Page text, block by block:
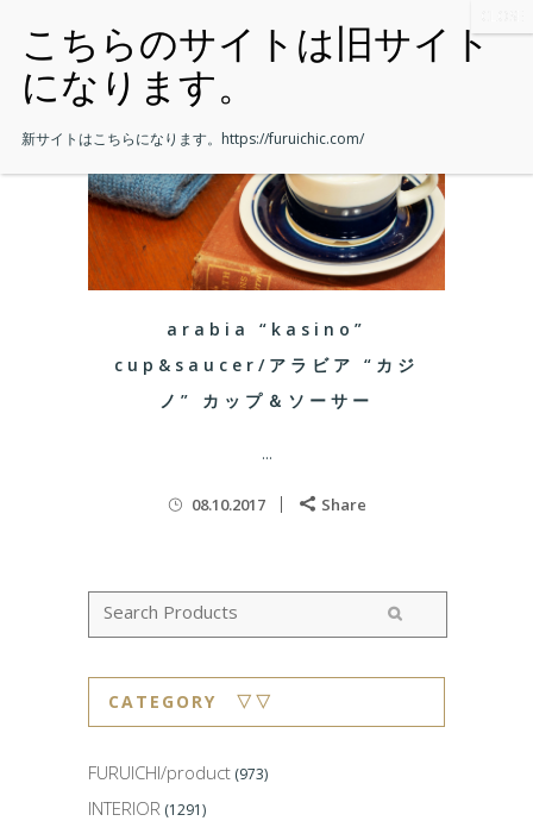
arabia “kasino”
cup&saucer/アラビア “カジ
ノ” カップ＆ソーサー
...
08.10.2017 Share
CATEGORY ▽▽
FURUICHI/product (973)
INTERIOR (1291)
新サイトはこちらになります。 https://furuichic.com/